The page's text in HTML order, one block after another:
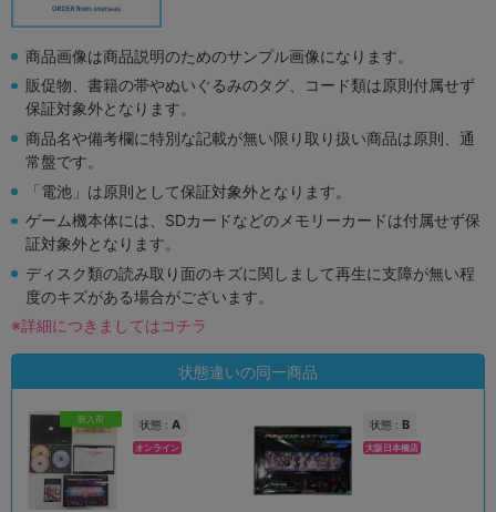
商品画像は商品説明のためのサンプル画像になります。
販促物、書籍の帯やぬいぐるみのタグ、コード類は原則付属せず
保証対象外となります。
商品名や備考欄に特別な記載が無い限り取り扱い商品は原則、通
常盤です。
「電池」は原則として保証対象外となります。
ゲーム機本体には、SDカードなどのメモリーカードは付属せず保
証対象外となります。
ディスク類の読み取り面のキズに関しまして再生に支障が無い程
度のキズがある場合がございます。
※詳細につきましてはコチラ
状態違いの同一商品
新入荷 状態 : A
オンライン
状態 : B
大阪日本橋店